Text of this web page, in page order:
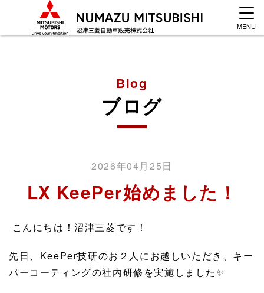
MENU
Blog
ブログ
2026年04月25日
LX KeePer始めました！
こんにちは！沼津三菱です！
先日、KeePer技研のお２人にお越しいただき、キー
パーコーティングの社内研修を実施しました✨